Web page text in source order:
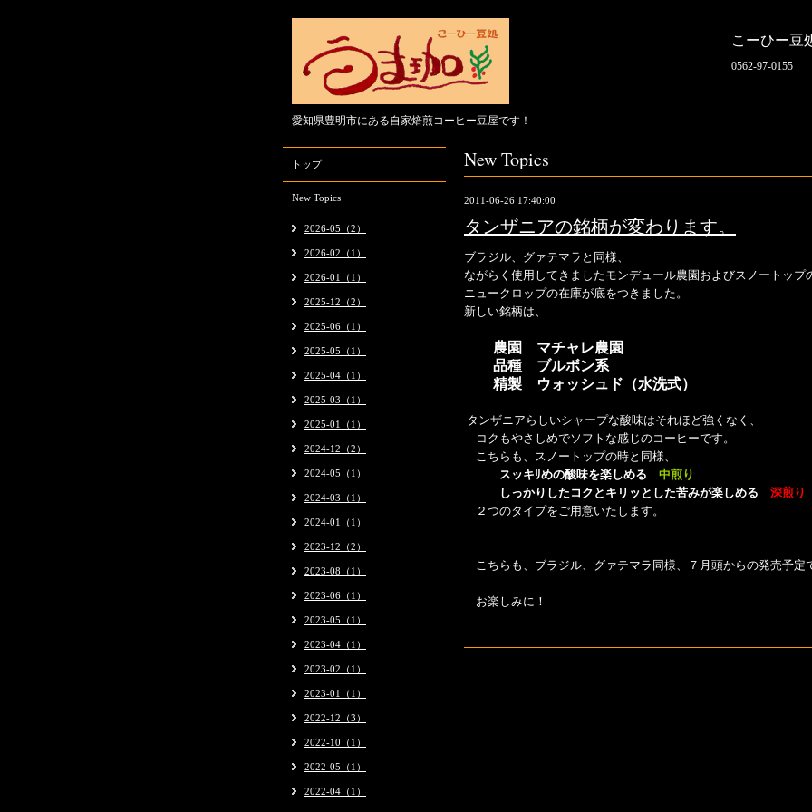
こーひー
0562-97-0155
愛知県豊明市にある自家焙煎コーヒー豆屋です！
New Topics
2011-06-26 17:40:00
タンザニアの銘柄が変わります。
ブラジル、グァテマラと同様、
ながらく使用してきましたモンデュール農園およびスノートップ
ニュークロップの在庫が底をつきました。
新しい銘柄は、
農園 マチャレ農園
品種 ブルボン系
精製 ウォッシュド（水洗式）
タンザニアらしいシャープな酸味はそれほど強くなく、
コクもやさしめでソフトな感じのコーヒーです。
こちらも、スノートップの時と同様、
スッキﾘめの酸味を楽しめる 中煎り
しっかりしたコクとキリッとした苦みが楽しめる 深煎り
２つのタイプをご用意いたします。
こちらも、ブラジル、グァテマラ同様、７月頭からの発売予定
お楽しみに！
トップ
New Topics
2026-05（2）
2026-02（1）
2026-01（1）
2025-12（2）
2025-06（1）
2025-05（1）
2025-04（1）
2025-03（1）
2025-01（1）
2024-12（2）
2024-05（1）
2024-03（1）
2024-01（1）
2023-12（2）
2023-08（1）
2023-06（1）
2023-05（1）
2023-04（1）
2023-02（1）
2023-01（1）
2022-12（3）
2022-10（1）
2022-05（1）
2022-04（1）